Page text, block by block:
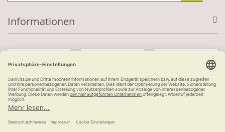
Informationen
Kauf auf Rechnung